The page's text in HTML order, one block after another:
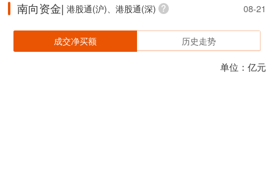
南向资金| 港股通(沪)、港股通(深) 08-21
成交净买额 历史走势
单位：亿元